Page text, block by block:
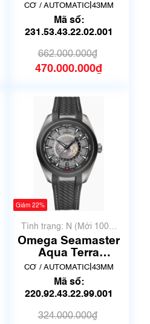
231.53.43.22.02.001
Hàng trưng bày giá
tốt
CƠ / AUTOMATIC| 43MM
Mã số:
231.53.43.22.02.001
662.000.000₫
470.000.000₫
Giảm 22%
Tình trạng: N (Mới 100%
chưa qua sử dụng)
Omega Seamaster
Aqua Terra
220.92.43.22.99.001
CƠ / AUTOMATIC| 43MM
Mã số:
220.92.43.22.99.001
324.000.000₫